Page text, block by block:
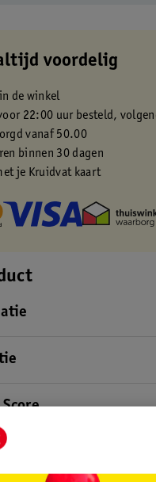
voordelig
de winkel
22:00 uur besteld,
vanaf 50.00
binnen 30 dagen
je Kruidvat kaart